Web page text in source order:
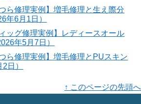
ら修理実例】増毛修理と生え際分
年6月1日）
ッグ修理実例】レディースオール
年5月7日）
ら修理実例】増毛修理とPUスキン
日）
↑ このページの先頭へ